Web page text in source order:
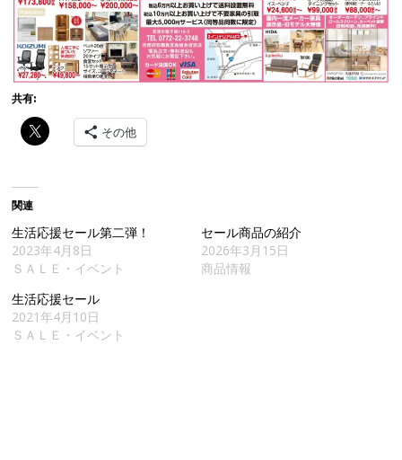
共有:
その他
関連
生活応援セール第二弾！
2023年4月8日
ＳＡＬＥ・イベント
セール商品の紹介
2026年3月15日
商品情報
生活応援セール
2021年4月10日
ＳＡＬＥ・イベント